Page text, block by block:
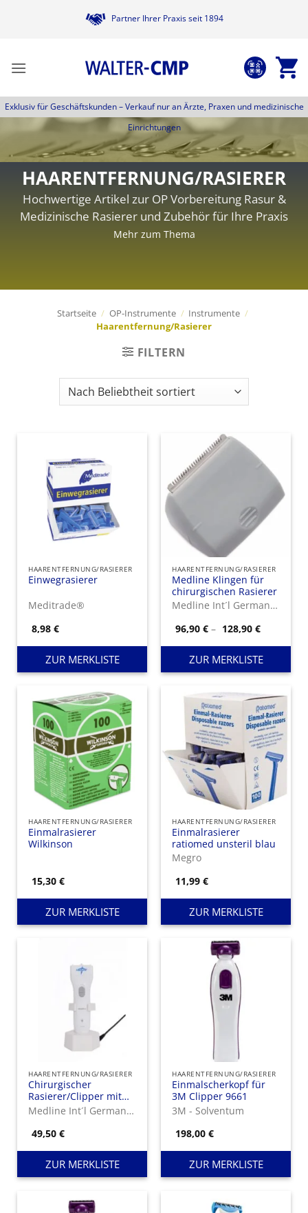
Partner Ihrer Praxis seit 1894
Exklusiv für Geschäftskunden –Verkauf nur an Ärzte, Praxen und medizinische
Einrichtungen
HAARENTFERNUNG/RASIERER
Hochwertige Artikel zur OP Vorbereitung Rasur &
Medizinische Rasierer und Zubehör für Ihre Praxis
Mehr zum Thema
Startseite / OP-Instrumente / Instrumente /
Haarentfernung/Rasierer
FILTERN
HAARENTFERNUNG/RASIERER
Einwegrasierer
Meditrade®
8,98€
ZUR MERKLISTE
HAARENTFERNUNG/RASIERER
Medline Klingen für
chirurgischen Rasierer
Medline Int´l Germany GmbH
96,90€ – 128,90€
96,90 €
bis
128,90 €
ZUR MERKLISTE
HAARENTFERNUNG/RASIERER
Einmalrasierer
Wilkinson
15,30€
ZUR MERKLISTE
HAARENTFERNUNG/RASIERER
Einmalrasierer
ratiomed unsteril blau
Megro
11,99€
ZUR MERKLISTE
HAARENTFERNUNG/RASIERER
Chirurgischer
Rasierer/Clipper mit
Ladegerät
Medline Int´l Germany GmbH
49,50€
ZUR MERKLISTE
HAARENTFERNUNG/RASIERER
Einmalscherkopf für
3M Clipper 9661
3M - Solventum
198,00€
ZUR MERKLISTE